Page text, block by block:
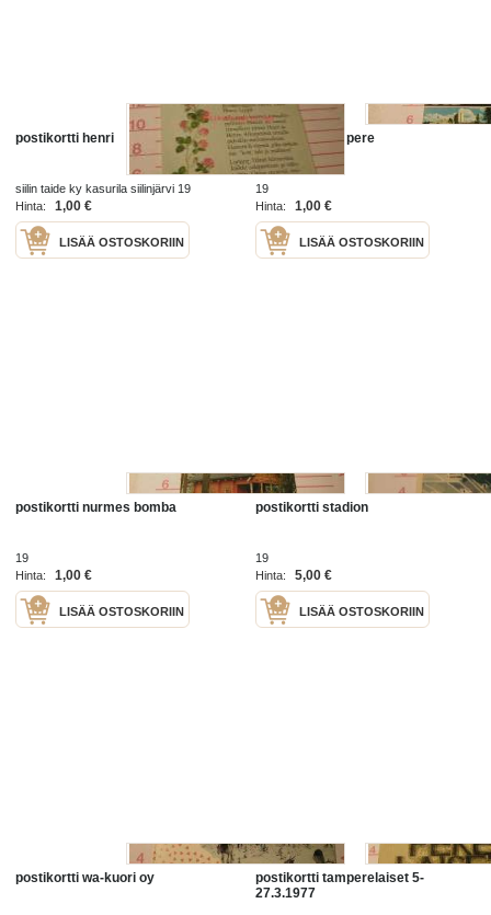
postikortti henri
siilin taide ky kasurila siilinjärvi 19
Hinta:
1,00 €
LISÄÄ OSTOSKORIIN
postikortti tampere
19
Hinta:
1,00 €
LISÄÄ OSTOSKORIIN
postikortti nurmes bomba
19
Hinta:
1,00 €
LISÄÄ OSTOSKORIIN
postikortti stadion
19
Hinta:
5,00 €
LISÄÄ OSTOSKORIIN
postikortti wa-kuori oy
postikortti tamperelaiset 5-
27.3.1977